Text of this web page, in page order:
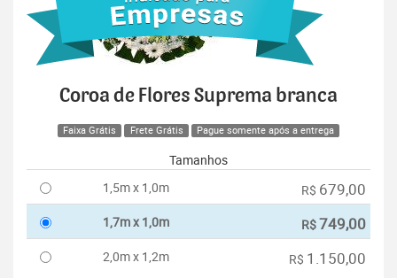
Coroa de Flores Suprema branca
Faixa Grátis Frete Grátis Pague somente após a entrega
Tamanhos
1,5m x 1,0m
R$ 679,00
1,7m x 1,0m R$749,00
2,0m x 1,2m R$ 1.150,00